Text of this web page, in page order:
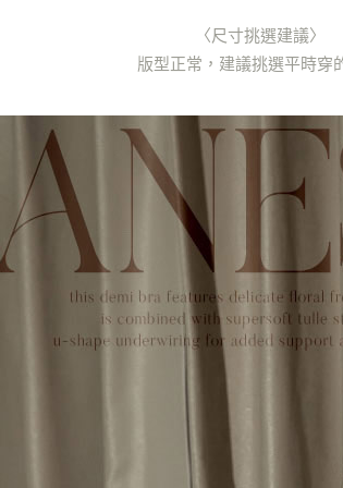
〈尺寸挑選建議〉
版型正常，建議挑選平時穿